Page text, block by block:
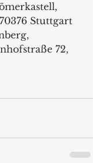
Stuttgart
72,